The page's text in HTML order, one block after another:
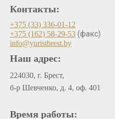
Контакты:
+375 (33) 336-01-12
+375 (162) 58-29-53 (факс)
info@yuristbrest.by
Наш адрес:
224030, г. Брест,
б-р Шевченко, д. 4, оф. 401
Время работы: